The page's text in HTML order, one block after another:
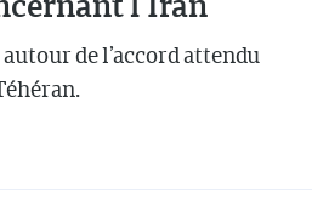
de l’accord attendu